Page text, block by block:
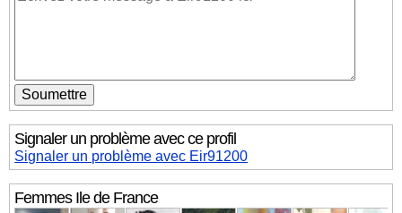
Signaler un problème avec ce profil
Signaler un problème avec Eir91200
FemmesIle de France